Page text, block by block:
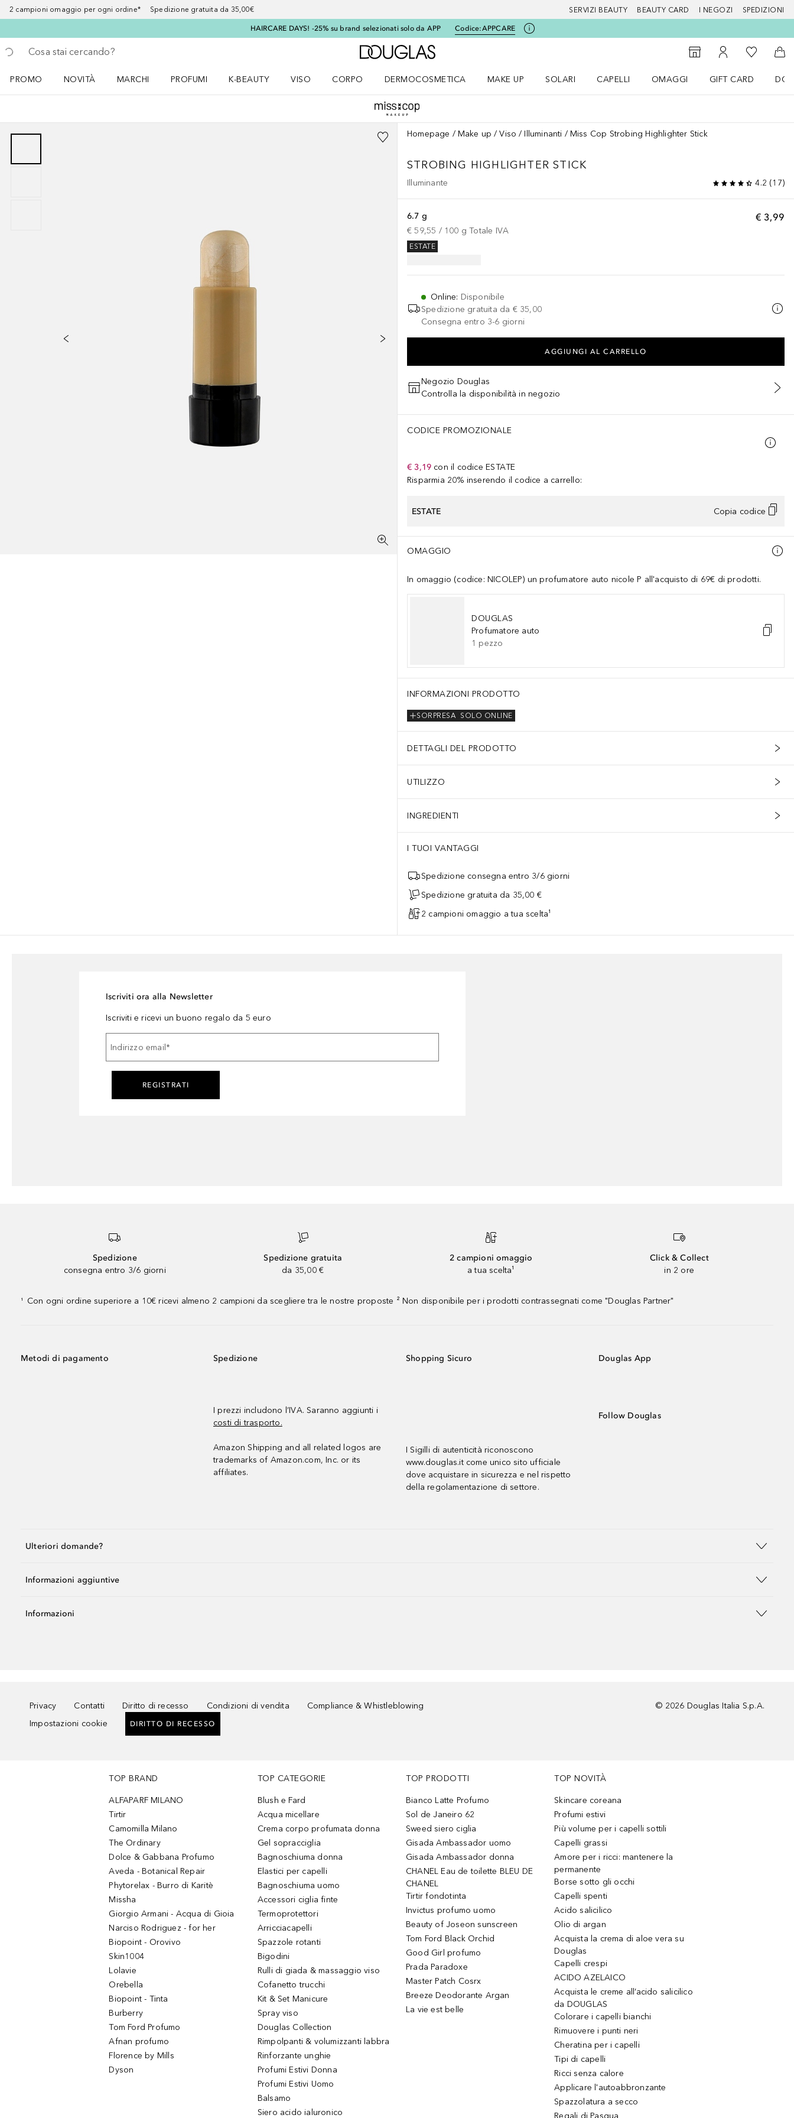
2 campioni omaggio per ogni ordine* Spedizione gratuita da 35,00€ SERVIZI BEAUTY BEAUTY CARD I NEGOZI SPEDIZIONI
HAIRCARE DAYS! -25% su brand selezionati solo da APP Codice:APPCARE
Torna indietro
Esegui ricerca
A Douglas Home
StorefinderAl Mio Account
Alla Mia
Al
PROMO
NOVITÀ
MARCHI
PROFUMI
K-BEAUTY
VISO
CORPO
DERMOCOSMETICA
MAKE UP
SOLARI
CAPELLI
OMAGGI
GIFT CARD
Homepage Make up Viso Illuminanti Miss Cop Strobing Highlighter Stick
STROBING HIGHLIGHTER STICK
Illuminante 4.2 (17)
€ 3,99
6.7 g
€ 59,55 / 100 g Totale IVA
ESTATE
Online: Disponibile
Spedizione gratuita da € 35,00
Consegna entro 3-6 giorni
AGGIUNGI AL CARRELLO
Negozio Douglas
Controlla la disponibilità in negozio
CODICE PROMOZIONALE
€ 3,19 con il codice ESTATE
Risparmia 20% inserendo il codice a carrello:
ESTATE Copia codice
OMAGGIO
In omaggio (codice: NICOLEP) un profumatore auto nicole P all'acquisto di 69€ di prodotti.
DOUGLAS
Profumatore auto
1 pezzo
INFORMAZIONI PRODOTTO
SOLO ONLINE
SORPRESA
DETTAGLI DEL PRODOTTO
UTILIZZO
INGREDIENTI
I TUOI VANTAGGI
Spedizione consegna entro 3/6 giorni
Spedizione gratuita da 35,00 €
2 campioni omaggio a tua scelta¹
Iscriviti ora alla Newsletter
Iscriviti e ricevi un buono regalo da 5 euro
Indirizzo email *
REGISTRATI
Spedizione
consegna entro 3/6 giorni
Spedizione gratuita
da 35,00 €
2 campioni omaggio
a tua scelta¹
Click & Collect
in 2 ore
¹ Con ogni ordine superiore a 10€ ricevi almeno 2 campioni da scegliere tra le nostre proposte ² Non disponibile per i prodotti contrassegnati come "Douglas Partner"
Metodi di pagamento Spedizione
I prezzi includono l’IVA. Saranno aggiunti i
costi di trasporto.
Amazon Shipping and all related logos are
trademarks of Amazon.com, Inc. or its
affiliates.
Shopping Sicuro
I Sigilli di autenticità riconoscono
www.douglas.it come unico sito ufficiale
dove acquistare in sicurezza e nel rispetto
della regolamentazione di settore.
Douglas App
Follow Douglas
Ulteriori domande?
Informazioni aggiuntive
Informazioni
Privacy Contatti Diritto di recesso Condizioni di vendita
Compliance & Whistleblowing
Impostazioni cookie
DIRITTO DI RECESSO
© 2026 Douglas Italia S.p.A.
TOP BRAND
ALFAPARF MILANO
Tirtir
Camomilla Milano
The Ordinary
Dolce & Gabbana Profumo
Aveda - Botanical Repair
Phytorelax - Burro di Karitè
Missha
Giorgio Armani - Acqua di Gioia
Narciso Rodriguez - for her
Biopoint - Orovivo
Skin1004
Lolavie
Orebella
Biopoint - Tinta
Burberry
Tom Ford Profumo
Afnan profumo
Florence by Mills
Dyson
TOP CATEGORIE
Blush e Fard
Acqua micellare
Crema corpo profumata donna
Gel sopracciglia
Bagnoschiuma donna
Elastici per capelli
Bagnoschiuma uomo
Accessori ciglia finte
Termoprotettori
Arricciacapelli
Spazzole rotanti
Bigodini
Rulli di giada & massaggio viso
Cofanetto trucchi
Kit & Set Manicure
Spray viso
Douglas Collection
Rimpolpanti & volumizzanti labbra
Rinforzante unghie
Profumi Estivi Donna
Profumi Estivi Uomo
Balsamo
Siero acido ialuronico
TOP PRODOTTI
Bianco Latte Profumo
Sol de Janeiro 62
Sweed siero ciglia
Gisada Ambassador uomo
Gisada Ambassador donna
CHANEL Eau de toilette BLEU DE
CHANEL
Tirtir fondotinta
Invictus profumo uomo
Beauty of Joseon sunscreen
Tom Ford Black Orchid
Good Girl profumo
Prada Paradoxe
Master Patch Cosrx
Breeze Deodorante Argan
La vie est belle
TOP NOVITÀ
Skincare coreana
Profumi estivi
Più volume per i capelli sottili
Capelli grassi
Amore per i ricci: mantenere la
permanente
Borse sotto gli occhi
Capelli spenti
Acido salicilico
Olio di argan
Acquista la crema di aloe vera su
Douglas
Capelli crespi
ACIDO AZELAICO
Acquista le creme all’acido salicilico
da DOUGLAS
Colorare i capelli bianchi
Rimuovere i punti neri
Cheratina per i capelli
Tipi di capelli
Ricci senza calore
Applicare l'autoabbronzante
Spazzolatura a secco
Regali di Pasqua